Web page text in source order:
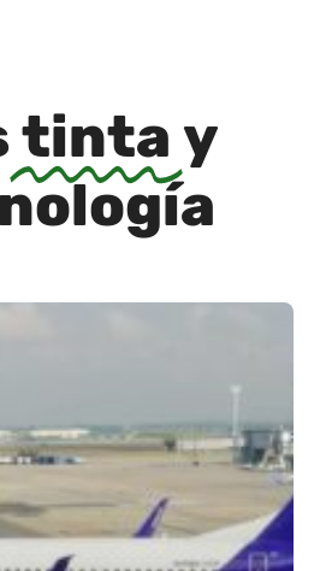
tinta y